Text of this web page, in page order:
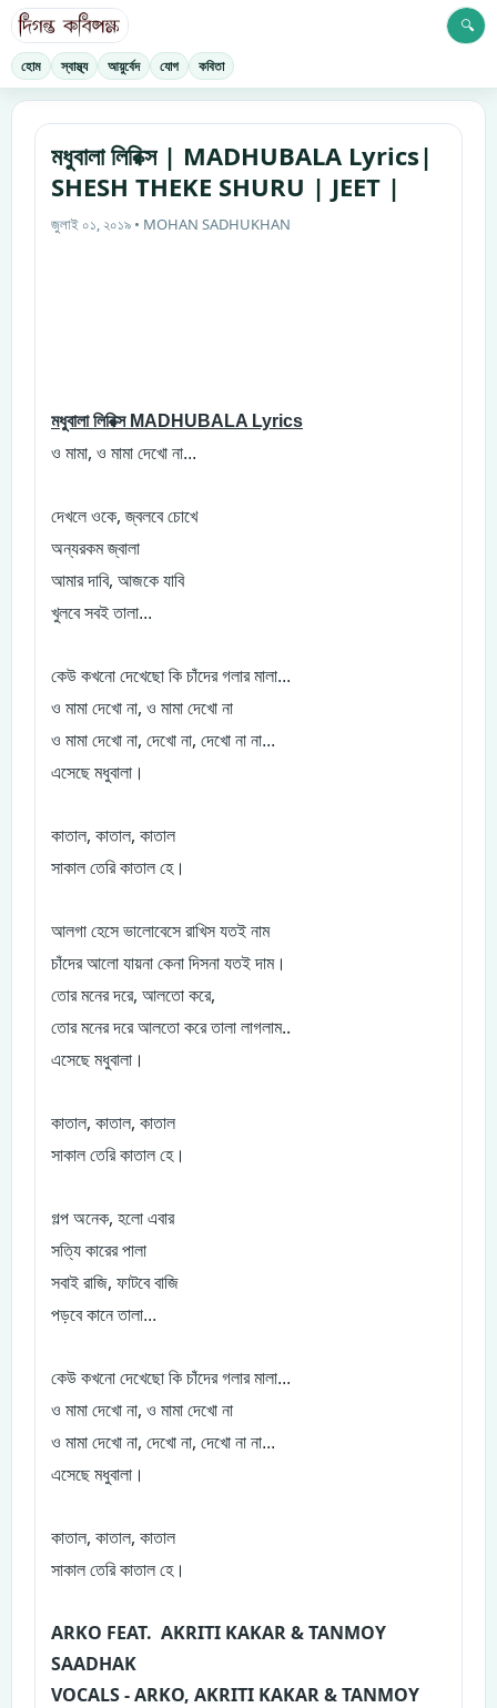
হোম স্বাস্থ্য আয়ুর্বেদ যোগ কবিতা
🔍
মধুবালা লিরিক্স | MADHUBALA Lyrics|
SHESH THEKE SHURU | JEET |
জুলাই ০১, ২০১৯ • MOHAN SADHUKHAN
মধুবালা লিরিক্স MADHUBALA Lyrics
ও মামা, ও মামা দেখো না...
দেখলে ওকে,জ্বলবে চোখে
অন্যরকম জ্বালা
আমার দাবি, আজকে যাবি
খুলবে সবই তালা...
কেউ কখনো দেখেছো কি চাঁদের গলার মালা...
ও মামা দেখো না, ও মামা দেখো না
ও মামা দেখো না, দেখো না, দেখো না না...
এসেছে মধুবালা ।
কাতাল, কাতাল, কাতাল
সাকাল তেরি কাতাল হে।
আলগা হেসে ভালোবেসে রাখিস যতই নাম
চাঁদের আলো যায়না কেনা দিসনা যতই দাম।
তোর মনের দরে, আলতো করে,
তোর মনের দরে আলতো করে তালা লাগলাম..
এসেছে মধুবালা ।
কাতাল, কাতাল, কাতাল
সাকাল তেরি কাতাল হে।
গল্প অনেক, হলো এবার
সত্যি কারের পালা
সবাই রাজি, ফাটবে বাজি
পড়বে কানে তালা...
কেউ কখনো দেখেছো কি চাঁদের গলার মালা...
ও মামা দেখো না, ও মামা দেখো না
ও মামা দেখো না, দেখো না, দেখো না না...
এসেছে মধুবালা ।
কাতাল, কাতাল, কাতাল
সাকাল তেরি কাতাল হে।
ARKO FEAT. AKRITI KAKAR & TANMOY
SAADHAK
VOCALS - ARKO, AKRITI KAKAR & TANMOY